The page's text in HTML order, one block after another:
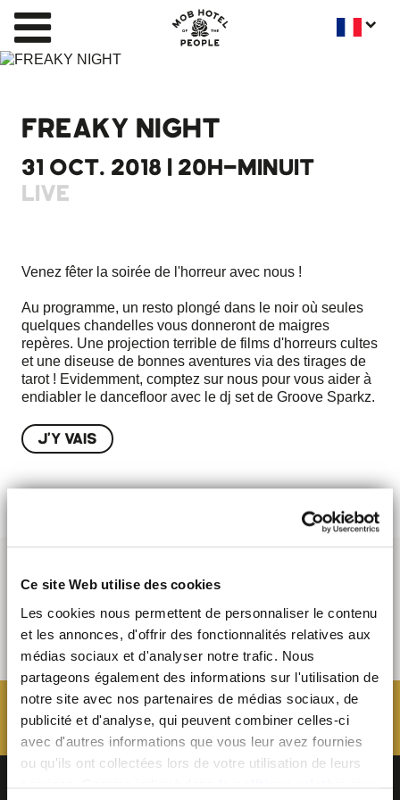
Ce site Web utilise des cookies
Les cookies nous permettent de personnaliser le contenu
et les annonces, d'offrir des fonctionnalités relatives aux
médias sociaux et d'analyser notre trafic. Nous
partageons également des informations sur l'utilisation de
notre site avec nos partenaires de médias sociaux, de
publicité et d'analyse, qui peuvent combiner celles-ci
avec d'autres informations que vous leur avez fournies
ou qu'ils ont collectées lors de votre utilisation de leurs
FREAKY NIGHT
31 OCT. 2018 | 20H-MINUIT
LIVE
Venez fêter la soirée de l'horreur avec nous !
Au programme, un resto plongé dans le noir où seules
quelques chandelles vous donneront de maigres
repères. Une projection terrible de films d'horreurs cultes
et une diseuse de bonnes aventures via des tirages de
tarot ! Evidemment, comptez sur nous pour vous aider à
endiabler le dancefloor avec le dj set de Groove Sparkz.
J'Y VAIS